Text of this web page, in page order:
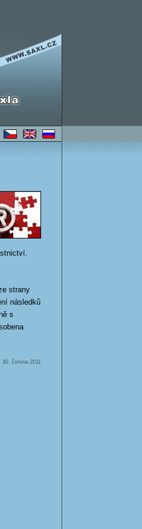
strany
následků
s
30. června 2011